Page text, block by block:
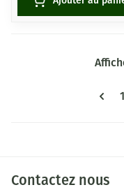
1
Contactez nous